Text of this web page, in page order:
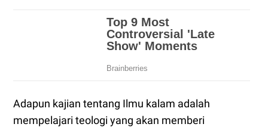
Adapun kajian tentang Ilmu kalam adalah
mempelajari teologi yang akan memberi